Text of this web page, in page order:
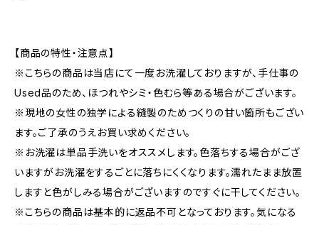
【商品の特性・注意点】
※こちらの商品は当店にて一度お洗濯しておりますが、手仕事の
Used品のため、ほつれやシミ・色むら等ある場合がございます。
※現地の女性の独学による縫製のためつくりの甘い箇所もござい
ます。ご了承のうえお買い求めください。
※お洗濯は単品手洗いをオススメします。色落ちする場合がござ
いますがお洗濯をするごとに落ちにくくなります。濡れたまま放置
しますと色がしみる場合がございますのですぐに干してください。
※こちらの商品は基本的に返品不可となっております。気になる